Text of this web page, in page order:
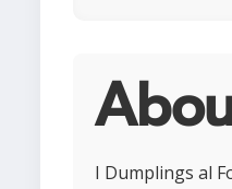
I Dumplings al